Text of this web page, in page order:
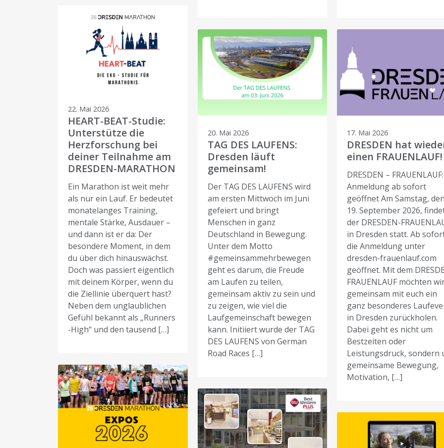
22. Mai 2026
HEART-BEAT-Studie:
Unterstütze die
Herzforschung bei
deiner Teilnahme am
DRESDEN-MARATHON
Ein Marathon ist weit mehr
als nur ein Lauf. Er bedeutet
monatelanges Training,
mentale Stärke, Ausdauer –
und dann ist er da: Der
besondere Moment, in dem
du über dich hinauswächst.
Doch was passiert eigentlich
mit deinem Körper, wenn du
die Ziellinie überquert hast?
Neben dem unglaublichen
Gefühl bekannt als „Runners
-High“ und den tausend […]
20. Mai 2026
TAG DES LAUFENS:
Dresden läuft
gemeinsam!
Der TAG DES LAUFENS wird
am ersten Mittwoch im Juni
gefeiert und bringt
Menschen in ganz
Deutschland in Bewegung.
Unter dem Motto
#gemeinsammehrbewegen
geht es darum, die Freude
am Laufen zu teilen,
gemeinsam aktiv zu sein und
zu zeigen, wie viel die
Laufgemeinschaft bewegen
kann. Initiiert wurde der TAG
DES LAUFENS von German
Road Races […]
17. Mai 2026
DRESDEN hat
einen FRAUENLAUF!
DRESDEN – FRAUENLAUF:
Anmeldung ab sofort
geöffnet Am Samstag, den
19. September 2026,
der DRESDEN-
in Dresden statt. Ab
die Anmeldung unter
dresden-frauenlauf.com
geöffnet. Mit dem
FRAUENLAUF möchten
gemeinsam mit euch ein
ganz besonderes
in Dresden zurückholen.
Dabei geht es nicht um
Bestzeiten oder
Leistungsdruck, sondern
gemeinsame Bewegung,
Motivation, […]